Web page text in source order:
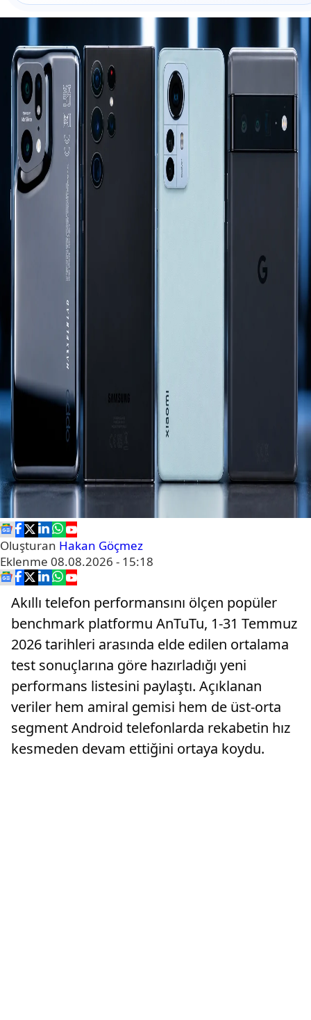
Oluşturan Hakan Göçmez
Eklenme 08.08.2026 - 15:18
Akıllı telefon performansını ölçen popüler
benchmark platformu AnTuTu, 1-31 Temmuz
2026 tarihleri arasında elde edilen ortalama
test sonuçlarına göre hazırladığı yeni
performans listesini paylaştı. Açıklanan
veriler hem amiral gemisi hem de üst-orta
segment Android telefonlarda rekabetin hız
kesmeden devam ettiğini ortaya koydu.